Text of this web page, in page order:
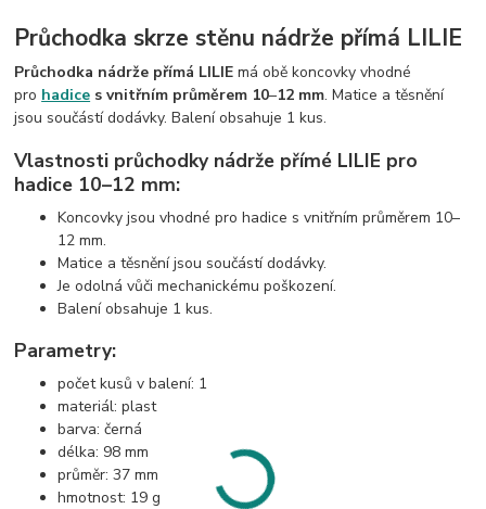
Průchodka skrze stěnu nádrže přímá LILIE
Průchodka nádrže přímá LILIE má obě koncovky vhodné
pro hadice s vnitřním průměrem 10–12 mm. Matice a těsnění
jsou součástí dodávky. Balení obsahuje 1 kus.
Vlastnosti průchodky nádrže přímé LILIE pro
hadice 10–12 mm:
Koncovky jsou vhodné pro hadice s vnitřním průměrem 10–
12 mm.
Matice a těsnění jsou součástí dodávky.
Je odolná vůči mechanickému poškození.
Balení obsahuje 1 kus.
Parametry:
počet kusů v balení: 1
materiál: plast
barva: černá
délka: 98 mm
průměr: 37 mm
hmotnost: 19 g